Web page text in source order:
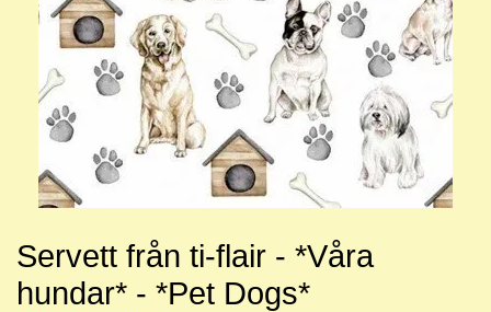
Servett från ti-flair - *Våra
hundar* - *Pet Dogs*